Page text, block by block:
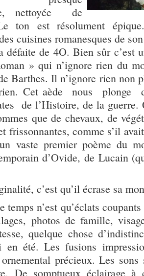
nettoyée de
ton est résolument
cuisines romanesques de
défaite de 4O. Bien sûr c’est
» qui n’ignore rien du
Barthes. Il n’ignore rien non
Cet aède nous
de l’Histoire, de la
que de chevaux, de
frissonnantes, comme s’il
vaste premier poème du
d’Ovide, de Lucain
c’est qu’il écrase sa
temps n’est qu’éclats
photos de famille,
quelque chose
en été. Les fusions
précieux. Les sons
De somptueux éclairage